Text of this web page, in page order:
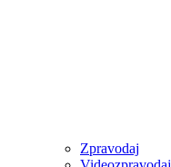
Zpravodaj